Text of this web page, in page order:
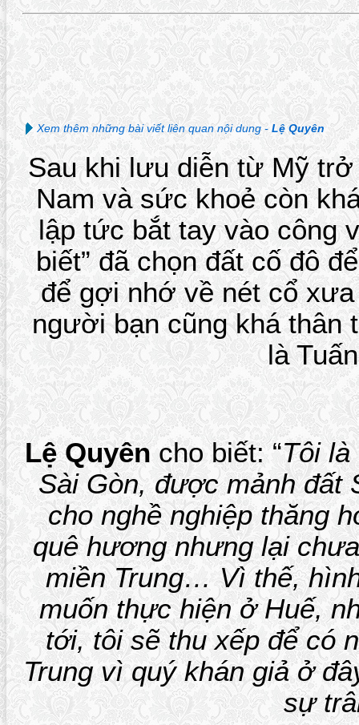
Xem thêm những bài viết liên quan nội dung - Lệ Quyên
Sau khi lưu diễn từ Mỹ
Nam và sức khoẻ còn
lập tức bắt tay vào công
biết” đã chọn đất cố đô
để gợi nhớ về nét cổ
người bạn cũng khá thân
là
Lệ Quyêncho biết: “Tôi
Sài Gòn, được mảnh đất
cho nghề nghiệp thăng
quê hương nhưng lại
miền Trung… Vì thế,
muốn thực hiện ở Huế,
tới, tôi sẽ thu xếp để có
Trung vì quý khán giả ở
sự